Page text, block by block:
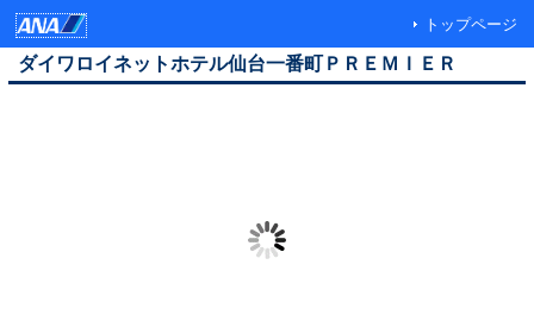
トップページ
ダイワロイネットホテル仙台一番町ＰＲＥＭＩＥＲ